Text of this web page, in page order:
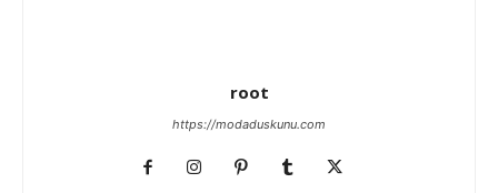
root
https://modaduskunu.com